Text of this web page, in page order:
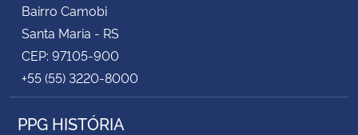
Bairro Camobi
Santa Maria - RS
CEP: 97105-900
+55 (55) 3220-8000
PPG HISTÓRIA